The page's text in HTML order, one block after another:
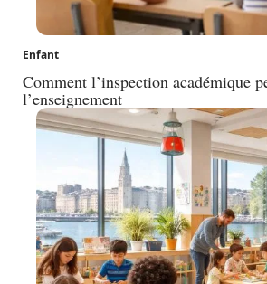
Enfant
Comment l’inspection académique
l’enseignement